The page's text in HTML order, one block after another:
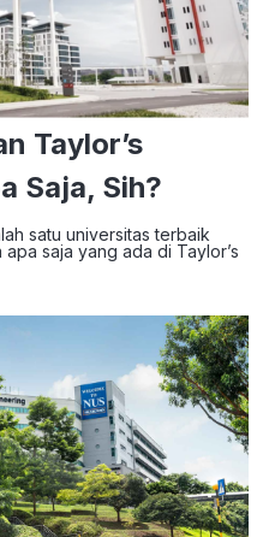
Taylor’s
Saja, Sih?
satu universitas terbaik
saja yang ada di Taylor’s